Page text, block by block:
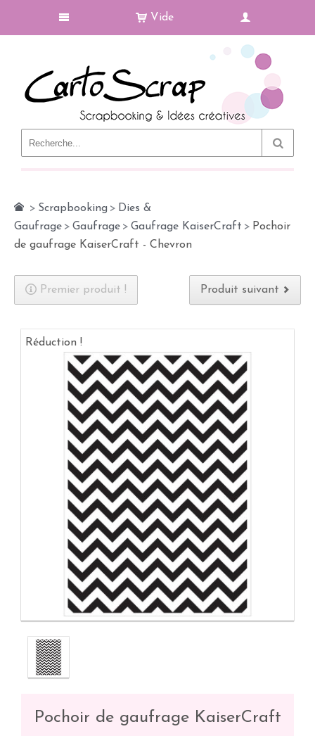
Vide
> Scrapbooking > Dies &
Gaufrage > Gaufrage > Gaufrage KaiserCraft > Pochoir
de gaufrage KaiserCraft - Chevron
Premier produit ! Produit suivant
Réduction !
Pochoir de gaufrage KaiserCraft